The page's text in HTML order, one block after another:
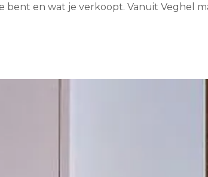
en wat je verkoopt. Vanuit Veghel